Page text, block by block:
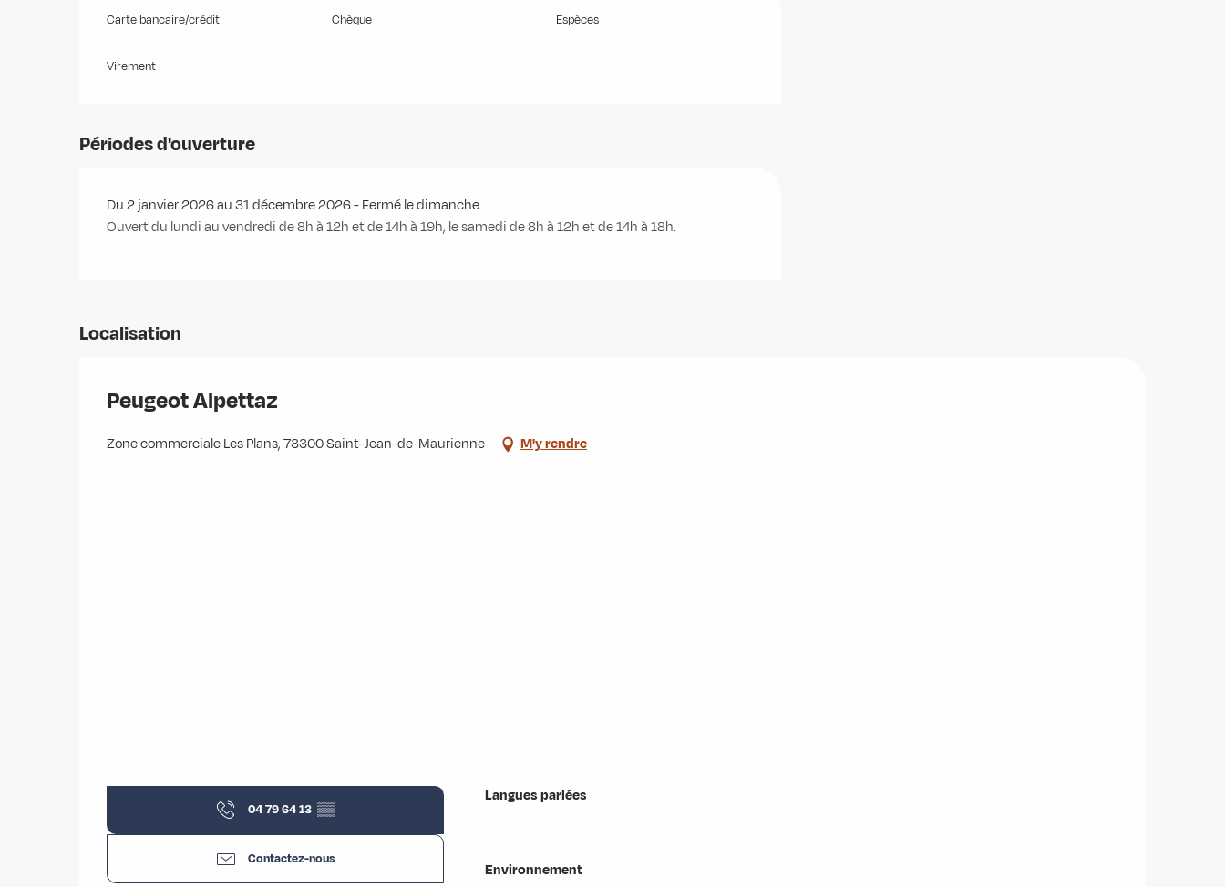
Carte bancaire/crédit Chèque Espèces
Virement
Périodes d'ouverture
Du 2 janvier 2026 au 31 décembre 2026 - Fermé le dimanche
Ouvert du lundi au vendredi de 8h à 12h et de 14h à 19h, le samedi de 8h à 12h et de 14h à 18h.
Localisation
Peugeot Alpettaz
Zone commerciale Les Plans, 73300 Saint-Jean-de-Maurienne M'y rendre
04 79 64 13 ▒▒
Contactez-nous
Langues parlées
Langues parlées
Environnement
Environnement